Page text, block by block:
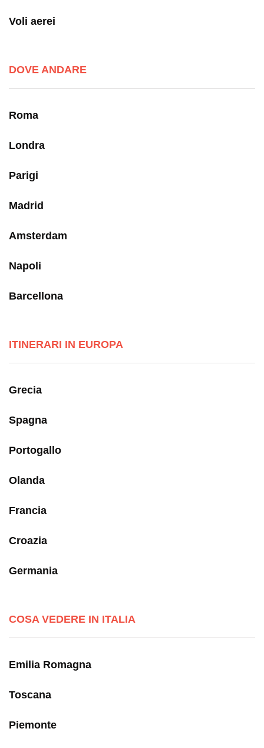
Voli aerei
DOVE ANDARE
Roma
Londra
Parigi
Madrid
Amsterdam
Napoli
Barcellona
ITINERARI IN EUROPA
Grecia
Spagna
Portogallo
Olanda
Francia
Croazia
Germania
COSA VEDERE IN ITALIA
Emilia Romagna
Toscana
Piemonte